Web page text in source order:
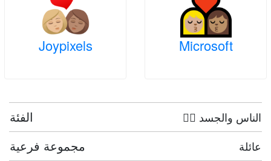
Microsoft
Joypixels
الفئة 🤦‍♀️ الناس والجسد
مجموعة فرعية عائلة